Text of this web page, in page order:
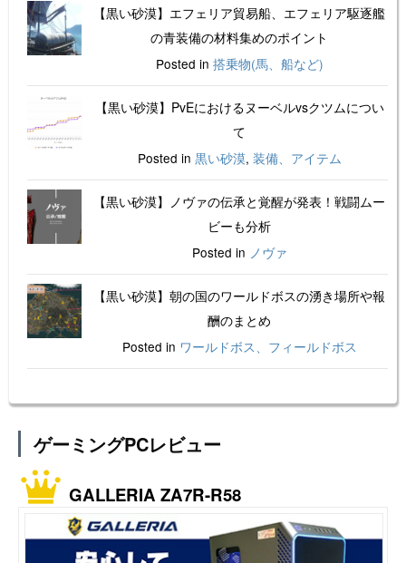
【黒い砂漠】エフェリア貿易船、エフェリア駆逐艦
の青装備の材料集めのポイント
Posted in 搭乗物(馬、船など)
【黒い砂漠】PvEにおけるヌーベルvsクツムについ
て
Posted in 黒い砂漠, 装備、アイテム
【黒い砂漠】ノヴァの伝承と覚醒が発表！戦闘ムー
ビーも分析
Posted in ノヴァ
【黒い砂漠】朝の国のワールドボスの湧き場所や報
酬のまとめ
Posted in ワールドボス、フィールドボス
ゲーミングPCレビュー
GALLERIA ZA7R-R58